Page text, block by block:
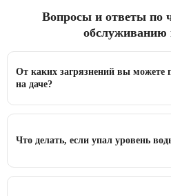
Вопросы и ответы по
обслуживанию
От каких загрязнений вы можете
на даче?
Что делать, если упал уровень